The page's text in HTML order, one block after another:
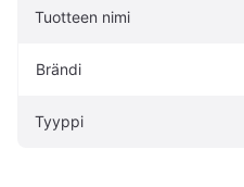
Tuotteen nimi
Brändi
Tyyppi